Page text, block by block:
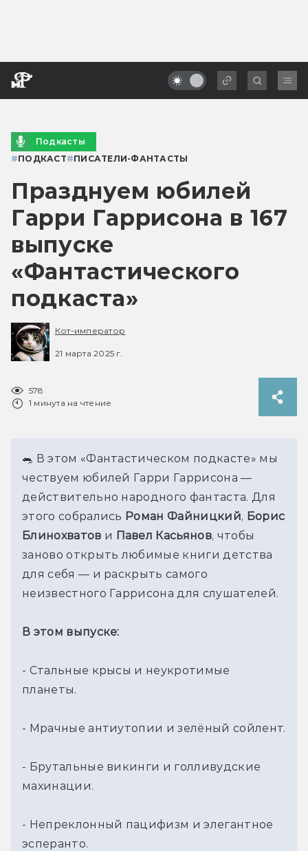
Подкасты
#ПОДКАСТ#ПИСАТЕЛИ-ФАНТАСТЫ
Празднуем юбилей
Гарри Гаррисона в 167
выпуске
«Фантастического
подкаста»
Кот-император
21 марта 2025 г.
578
1 минута на чтение
🐀 В этом «Фантастическом подкасте» мы
чествуем юбилей Гарри Гаррисона —
действительно народного фантаста. Для
этого собрались Роман Файницкий, Борис
Блинохватов и Павел Касьянов, чтобы
заново открыть любимые книги детства
для себя — и раскрыть самого
неизвестного Гаррисона для слушателей.
В этом выпуске:
- Стальные крысы и неукротимые
планеты.
- Мрачные антиутопии и зелёный сойлент.
- Брутальные викинги и голливудские
махинации.
- Непреклонный пацифизм и элегантное
эсперанто.